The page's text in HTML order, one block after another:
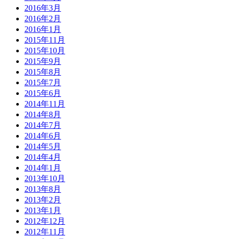
2016年3月
2016年2月
2016年1月
2015年11月
2015年10月
2015年9月
2015年8月
2015年7月
2015年6月
2014年11月
2014年8月
2014年7月
2014年6月
2014年5月
2014年4月
2014年1月
2013年10月
2013年8月
2013年2月
2013年1月
2012年12月
2012年11月